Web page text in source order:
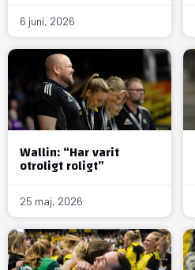
6 juni, 2026
Wallin: “Har varit
otroligt roligt”
25 maj, 2026